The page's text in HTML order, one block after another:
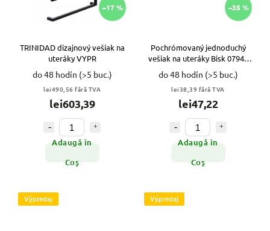
–17 %
TRINIDAD dizajnový vešiak na
uteráky VYPR
do 48 hodín (>5 buc.)
lei490,56 fără TVA
lei603,39
Adaugă în
Coş
–35 %
Pochrómovaný jednoduchý
vešiak na uteráky Bisk 07949
VYPR
do 48 hodín (>5 buc.)
lei38,39 fără TVA
lei47,22
Adaugă în
Coş
Výpredaj Výpredaj